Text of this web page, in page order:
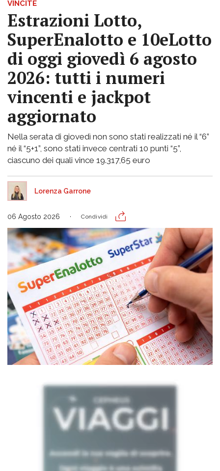
VINCITE
Estrazioni Lotto,
SuperEnalotto e 10eLotto
di oggi giovedì 6 agosto
2026: tutti i numeri
vincenti e jackpot
aggiornato
Nella serata di giovedì non sono stati realizzati né il “6”
né il “5+1”, sono stati invece centrati 10 punti “5”,
ciascuno dei quali vince 19.317,65 euro
Lorenza Garrone
06 Agosto 2026 Condividi